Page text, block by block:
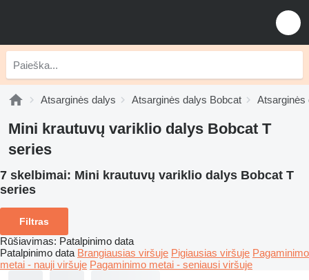
Atsarginės dalys Atsarginės dalys Bobcat Atsarginės
Mini krautuvų variklio dalys Bobcat T
series
7 skelbimai: Mini krautuvų variklio dalys Bobcat T
series
Filtras
Rūšiavimas: Patalpinimo data
Patalpinimo data Brangiausias viršuje Pigiausias viršuje Pagaminimo
metai - nauji viršuje Pagaminimo metai - seniausi viršuje